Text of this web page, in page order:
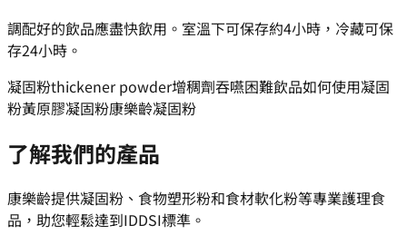
調配好的飲品應盡快飲用。室溫下可保存約4小時，冷藏可保
存24小時。
凝固粉thickener powder增稠劑吞嚥困難飲品如何使用凝固
粉黃原膠凝固粉康樂齡凝固粉
了解我們的產品
康樂齡提供凝固粉、食物塑形粉和食材軟化粉等專業護理食
品，助您輕鬆達到IDDSI標準。